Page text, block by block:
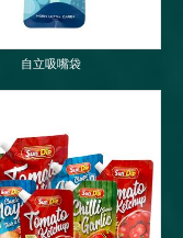
自立吸嘴袋